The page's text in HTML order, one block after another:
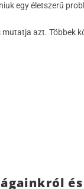
egy életszerű
mutatja azt.